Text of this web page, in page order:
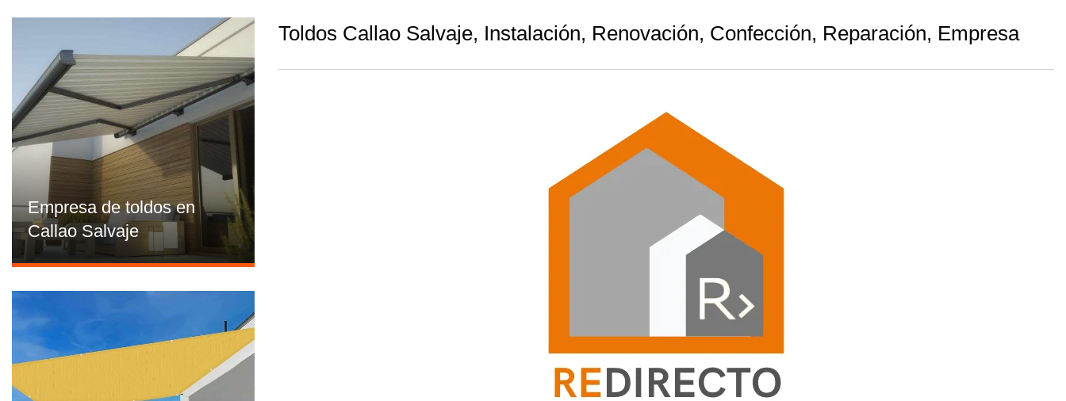
Empresa de toldos en
Callao Salvaje
Toldos Callao Salvaje, Instalación, Renovación, Confección, Reparación, Empresa